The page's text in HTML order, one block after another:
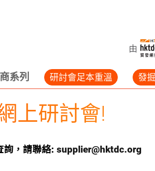
系列 研討會足本重溫 發
上研討會!
詢，請聯絡: supplier@hktdc.org